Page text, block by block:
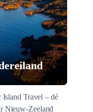
Travel – dé
Nieuw-Zeeland